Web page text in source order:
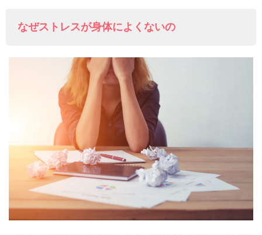
なぜストレスが身体によくないの